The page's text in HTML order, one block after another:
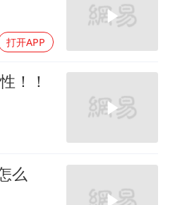
打开APP
！！
么